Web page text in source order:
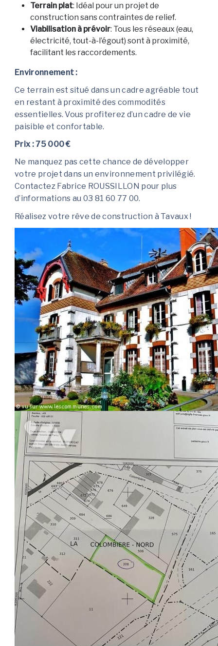
Terrain plat: Idéal pour un projet de
construction sans contraintes de relief.
Viabilisation à prévoir: Tous les réseaux (eau,
électricité, tout-à-l’égout) sont à proximité,
facilitant les raccordements.
Environnement :
Ce terrain est situé dans un cadre agréable tout
en restant à proximité des commodités
essentielles. Vous profiterez d’un cadre de vie
paisible et confortable.
Prix : 75 000 €
Ne manquez pas cette chance de développer
votre projet dans un environnement privilégié.
Contactez Fabrice ROUSSILLON pour plus
d’informations au 03 81 60 77 00.
Réalisez votre rêve de construction à Tavaux !